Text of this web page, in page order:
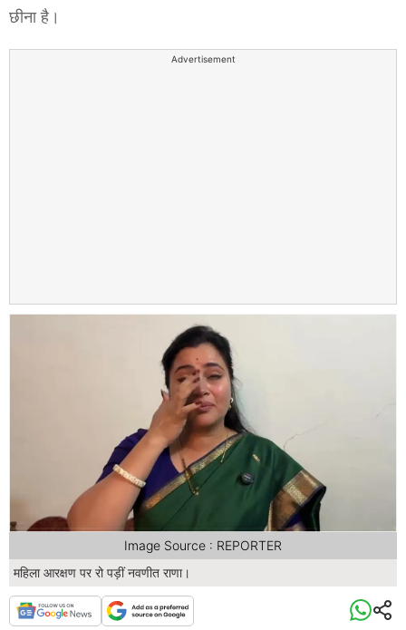
छीना है।
Advertisement
महिला आरक्षण पर रो पड़ीं नवणीत राणा।
Image Source : REPORTER